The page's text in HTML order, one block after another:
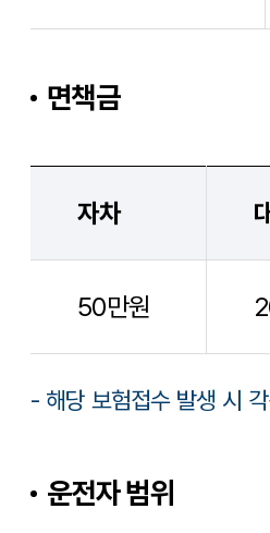
면책금
자차
50만원
- 해당 보험접수 발생 시
운전자 범위